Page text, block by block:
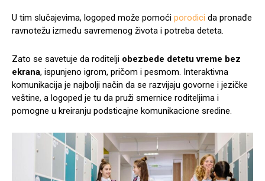
U tim slučajevima, logoped može pomoći porodici da pronađe
ravnotežu između savremenog života i potreba deteta.
Zato se savetuje da roditelji obezbede detetu vreme bez
ekrana, ispunjeno igrom, pričom i pesmom. Interaktivna
komunikacija je najbolji način da se razvijaju govorne i jezičke
veštine, a logoped je tu da pruži smernice roditeljima i
pomogne u kreiranju podsticajne komunikacione sredine.